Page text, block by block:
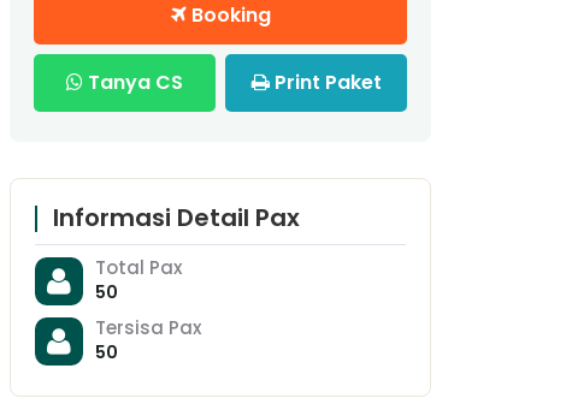
Booking
Tanya CS Print Paket
Informasi Detail Pax
Total Pax
50
Tersisa Pax
50